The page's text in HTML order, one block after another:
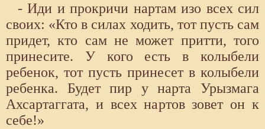
- Иди и прокричи нартам изо всех сил
своих: «Кто в силах ходить, тот пусть сам
придет, кто сам не может притти, того
принесите. У кого есть в колыбели
ребенок, тот пусть принесет в колыбели
ребенка. Будет пир у нарта Урызмага
Ахсартаггата, и всех нартов зовет он к
себе!»